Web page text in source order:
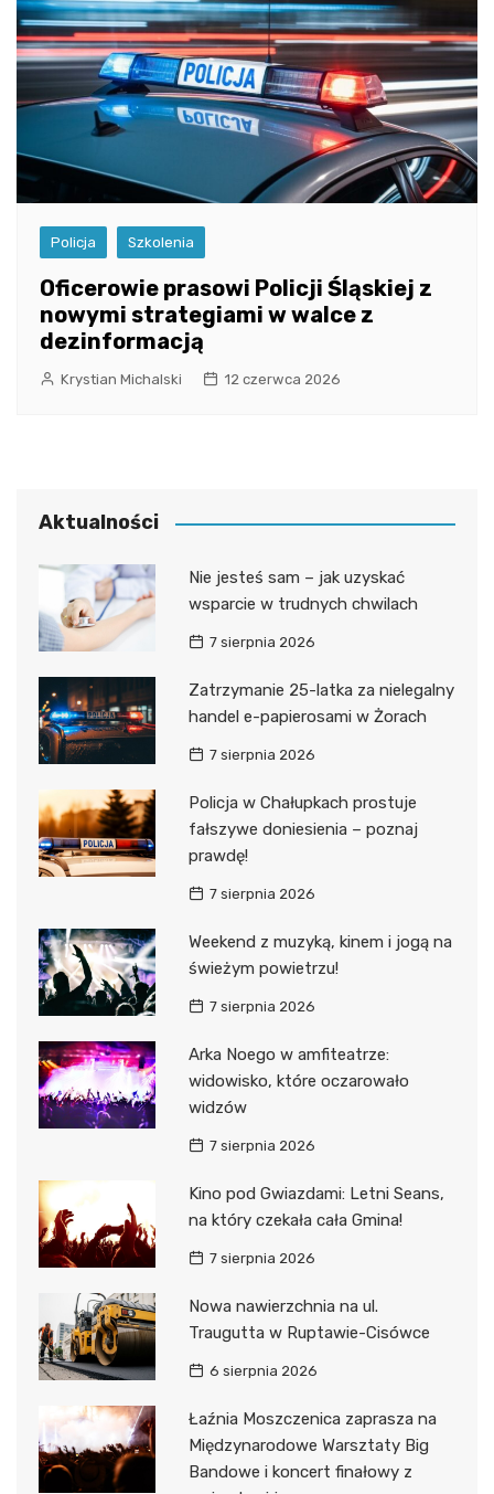
Policja Szkolenia
Oficerowie prasowi Policji Śląskiej z
nowymi strategiami w walce z
dezinformacją
Krystian Michalski 12 czerwca 2026
Aktualności
Nie jesteś sam – jak uzyskać
wsparcie w trudnych chwilach
7 sierpnia 2026
Zatrzymanie 25-latka za nielegalny
handel e-papierosami w Żorach
7 sierpnia 2026
Policja w Chałupkach prostuje
fałszywe doniesienia – poznaj
prawdę!
7 sierpnia 2026
Weekend z muzyką, kinem i jogą na
świeżym powietrzu!
7 sierpnia 2026
Arka Noego w amfiteatrze:
widowisko, które oczarowało
widzów
7 sierpnia 2026
Kino pod Gwiazdami: Letni Seans,
na który czekała cała Gmina!
7 sierpnia 2026
Nowa nawierzchnia na ul.
Traugutta w Ruptawie-Cisówce
6 sierpnia 2026
Łaźnia Moszczenica zaprasza na
Międzynarodowe Warsztaty Big
Bandowe i koncert finałowy z